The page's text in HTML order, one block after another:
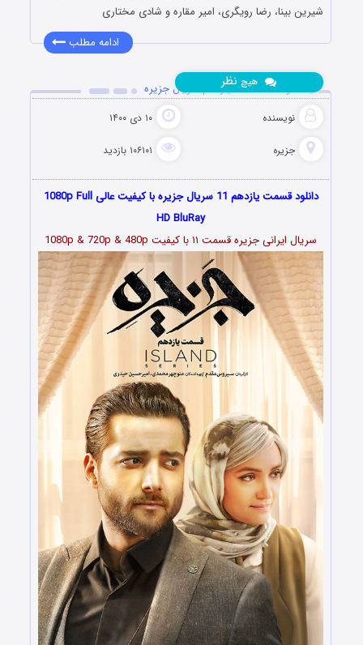
شیرین بینا، رضا رویگری، امیر مقاره و شادی مختاری
ادامه مطلب
دانلود قسمت 11 یازدهم سریال جزیره
نویسنده ۱۰ دی ۱۴۰۰
جزیره ۱۰۶۱۰۱ بازدید
هیچ نظر
دانلود قسمت یازدهم 11 سریال جزیره با کیفیت عالی 1080p Full
HD BluRay
سریال ایرانی جزیره قسمت ۱۱با کیفیت 1080p & 720p & 480p